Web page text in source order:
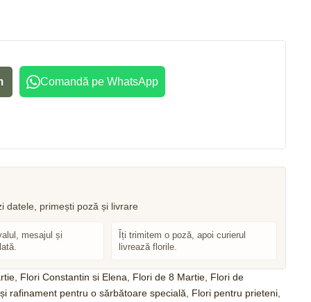
Comandă pe WhatsApp
mesajul și
Îți trimitem o poză, apoi curierul
livrează florile.
, Flori Constantin si Elena Flori de 8 Martie, Flori de
rafinament pentru o sărbătoare specială
Flori pentru prieteni,